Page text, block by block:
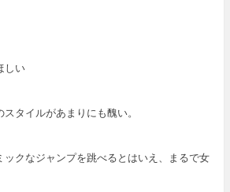
しい
タイルがあまりにも醜い。
クなジャンプを跳べるとはいえ、まるで女